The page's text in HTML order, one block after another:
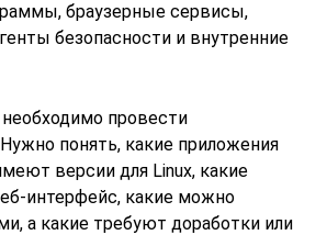
браузерные сервисы,
безопасности и внутренние
провести
понять, какие приложения
версии для Linux, какие
интерфейс, какие можно
а какие требуют доработки или